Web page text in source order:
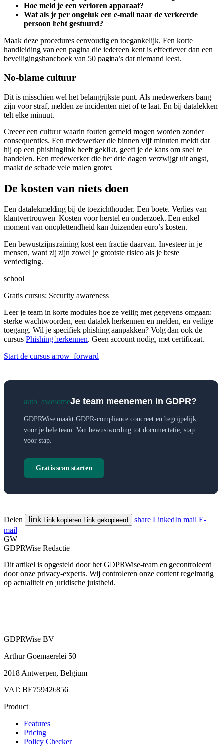
Hoe meld je een verloren apparaat?
Wat als je per ongeluk een e-mail naar de verkeerde
persoon hebt gestuurd?
Maak deze procedures eenvoudig en toegankelijk. Een korte
handleiding van een pagina die iedereen kent is effectiever dan een
beveiligingshandboek van 50 pagina’s dat niemand leest.
No-blame cultuur
Dit is misschien wel het belangrijkste punt. Als medewerkers bang
zijn voor straf, melden ze incidenten niet of te laat. En bij datalekken
telt elke minuut.
Creeer een cultuur waarin fouten gemeld mogen worden zonder
consequenties. Een medewerker die binnen vijf minuten meldt dat
hij op een phishinglink heeft geklikt, geeft je de kans om snel te
handelen. Een medewerker die het drie dagen verzwijgt uit angst,
maakt de schade vele malen groter.
De kosten van niets doen
Een datalekmelding bij de toezichthouder. Een boete. Verlies van
klantvertrouwen. Kosten voor herstel en onderzoek. Een enkel
moment van onoplettendheid kan duizenden euro’s kosten.
Een bewustzijnstraining kost een fractie daarvan. Investeer in je
mensen, want zij zijn zowel je grootste risico als je beste
verdediging.
school
Gratis cursus: Security awareness
Leer je team in korte modules hoe ze veilig met gegevens omgaan:
sterke wachtwoorden, een datalek herkennen en melden, en veilige
toegang. Wil je specifiek phishing aanpakken? Volg dan ook de
cursus Phishing herkennen. Geen account nodig, met certificaat.
Start de cursus arrow_forward
auto_awesomeJe team meenemen in GDPR?
GDPRWise maakt GDPR-compliance concreet en begrijpelijk
voor je hele team. Van bewustwording tot documentatie, stap
voor stap.
Gratis scan starten
Delen link Link kopiëren Link gekopieerd share LinkedIn mail E-
mail
GW
GDPRWise Redactie
Dit artikel is opgesteld door het GDPRWise-team en gecontroleerd
door onze privacy-experts. Wij controleren onze content regelmatig
op actualiteit en juridische juistheid.
GDPRWise BV
Arthur Goemaerelei 50
2018 Antwerpen, Belgium
VAT: BE759426856
Product
Features
Pricing
Policy Checker